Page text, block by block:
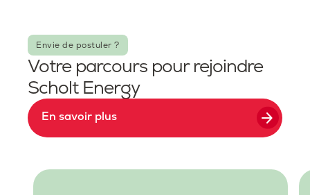
Envie de postuler ?
Votre parcours pour rejoindre
Scholt Energy
En savoir plus arrow_forward